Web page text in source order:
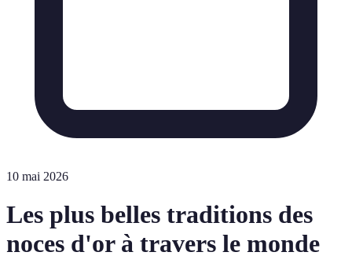
10 mai 2026
Les plus belles traditions des
noces d'or à travers le monde